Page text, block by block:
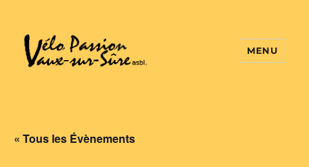
MENU
« Tous les Évènements